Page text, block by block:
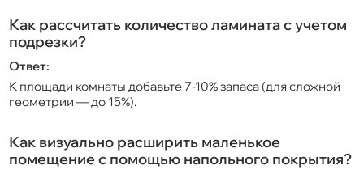
Как рассчитать количество ламината с учетом
подрезки?
Ответ:
К площади комнаты добавьте 7-10% запаса (для сложной
геометрии — до 15%).
Как визуально расширить маленькое
помещение с помощью напольного покрытия?